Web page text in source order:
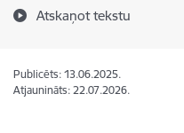
Atskaņot tekstu
Publicēts: 13.06.2025.
Atjaunināts: 22.07.2026.